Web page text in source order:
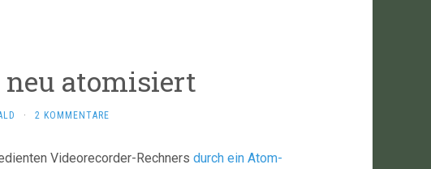
neu atomisiert
· 2 KOMMENTARE
Videorecorder-Rechners durch ein Atom-